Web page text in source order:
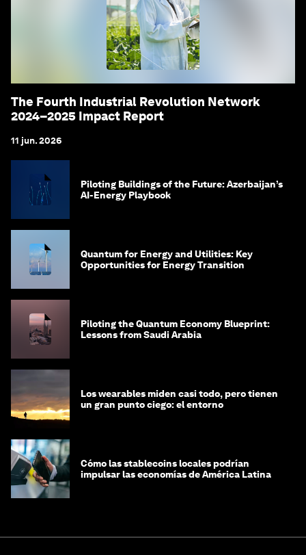
The Fourth Industrial Revolution Network
2024–2025 Impact Report
11 jun. 2026
Piloting Buildings of the Future: Azerbaijan’s
AI-Energy Playbook
Quantum for Energy and Utilities: Key
Opportunities for Energy Transition
Piloting the Quantum Economy Blueprint:
Lessons from Saudi Arabia
Los wearables miden casi todo, pero tienen
un gran punto ciego: el entorno
Cómo las stablecoins locales podrían
impulsar las economías de América Latina